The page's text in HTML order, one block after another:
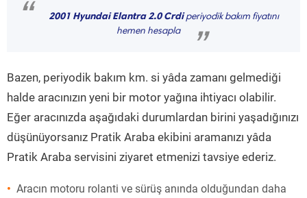
“ 2001 Hyundai Elantra 2.0 Crdiperiyodik bakım fiyatını
hemen hesapla
”
Bazen, periyodik bakım km. si yâda zamanı gelmediği
halde aracınızın yeni bir motor yağına ihtiyacı olabilir.
Eğer aracınızda aşağıdaki durumlardan birini yaşadığınızı
düşünüyorsanız Pratik Araba ekibini aramanızı yâda
Pratik Araba servisini ziyaret etmenizi tavsiye ederiz.
Aracın motoru rolanti ve sürüş anında olduğundan daha